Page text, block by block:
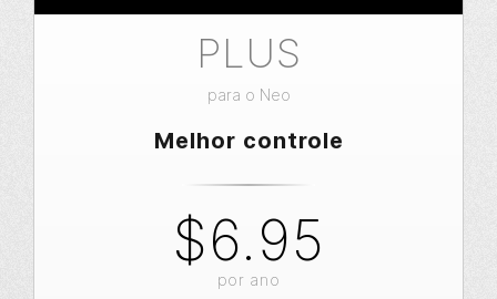
PLUS
para o Neo
Melhor controle
$6.95
por ano